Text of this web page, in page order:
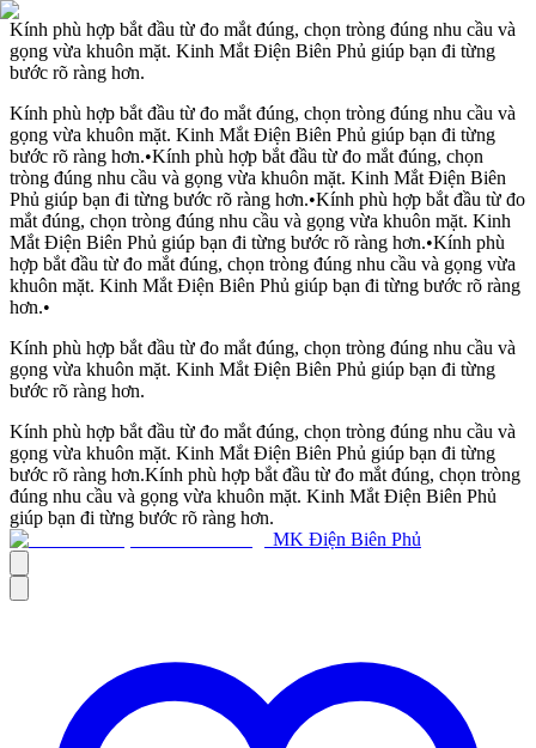
Kính phù hợp bắt đầu từ đo mắt đúng, chọn tròng đúng nhu cầu và
gọng vừa khuôn mặt. Kinh Mắt Điện Biên Phủ giúp bạn đi từng
bước rõ ràng hơn.
Kính phù hợp bắt đầu từ đo mắt đúng, chọn tròng đúng nhu cầu và
gọng vừa khuôn mặt. Kinh Mắt Điện Biên Phủ giúp bạn đi từng
bước rõ ràng hơn.•Kính phù hợp bắt đầu từ đo mắt đúng, chọn
tròng đúng nhu cầu và gọng vừa khuôn mặt. Kinh Mắt Điện Biên
Phủ giúp bạn đi từng bước rõ ràng hơn.•Kính phù hợp bắt đầu từ đo
mắt đúng, chọn tròng đúng nhu cầu và gọng vừa khuôn mặt. Kinh
Mắt Điện Biên Phủ giúp bạn đi từng bước rõ ràng hơn.•Kính phù
hợp bắt đầu từ đo mắt đúng, chọn tròng đúng nhu cầu và gọng vừa
khuôn mặt. Kinh Mắt Điện Biên Phủ giúp bạn đi từng bước rõ ràng
hơn.•
Kính phù hợp bắt đầu từ đo mắt đúng, chọn tròng đúng nhu cầu và
gọng vừa khuôn mặt. Kinh Mắt Điện Biên Phủ giúp bạn đi từng
bước rõ ràng hơn.
Kính phù hợp bắt đầu từ đo mắt đúng, chọn tròng đúng nhu cầu và
gọng vừa khuôn mặt. Kinh Mắt Điện Biên Phủ giúp bạn đi từng
bước rõ ràng hơn.Kính phù hợp bắt đầu từ đo mắt đúng, chọn tròng
đúng nhu cầu và gọng vừa khuôn mặt. Kinh Mắt Điện Biên Phủ
giúp bạn đi từng bước rõ ràng hơn.
MK Điện Biên Phủ